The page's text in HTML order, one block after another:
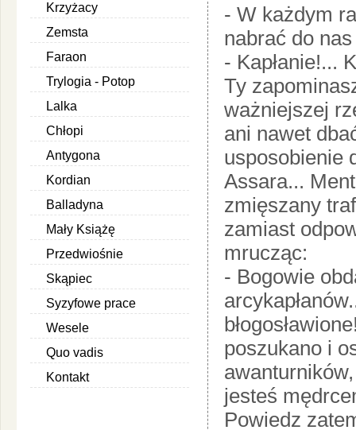
Krzyżacy
Zemsta
Faraon
Trylogia - Potop
Lalka
Chłopi
Antygona
Kordian
Balladyna
Mały Książę
Przedwiośnie
Skąpiec
Syzyfowe prace
Wesele
Quo vadis
Kontakt
- W każdym
nabrać do
- Kapłanie!...
Ty
ważniejszej
ani nawet
usposobienie
Assara...
zmięszany
zamiast
mrucząc:
- Bogowie
poszukano i
jesteś
Powiedz